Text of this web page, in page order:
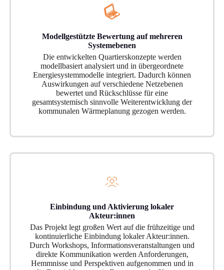
Modellgestützte Bewertung auf mehreren
Systemebenen
Die entwickelten Quartierskonzepte werden
modellbasiert analysiert und in übergeordnete
Energiesystemmodelle integriert. Dadurch können
Auswirkungen auf verschiedene Netzebenen
bewertet und Rückschlüsse für eine
gesamtsystemisch sinnvolle Weiterentwicklung der
kommunalen Wärmeplanung gezogen werden.
Einbindung und Aktivierung lokaler
Akteur:innen
Das Projekt legt großen Wert auf die frühzeitige und
kontinuierliche Einbindung lokaler Akteur:innen.
Durch Workshops, Informationsveranstaltungen und
direkte Kommunikation werden Anforderungen,
Hemmnisse und Perspektiven aufgenommen und in